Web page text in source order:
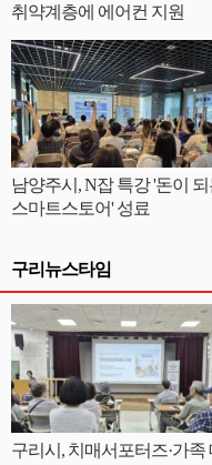
취약계층에 에어컨 지원
남양주시, N잡 특강 '돈이
스마트스토어' 성료
구리뉴스타임
구리시, 치매서포터즈·가족